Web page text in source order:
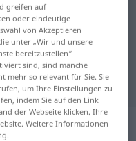
für
Übersetzung
żeński
greifen auf
oder eindeutige
von Akzeptieren
unter „Wir und unsere
bereitzustellen“
sind, sind manche
mehr so relevant für Sie. Sie
um Ihre Einstellungen zu
indem Sie auf den Link
der Webseite klicken. Ihre
Weitere Informationen